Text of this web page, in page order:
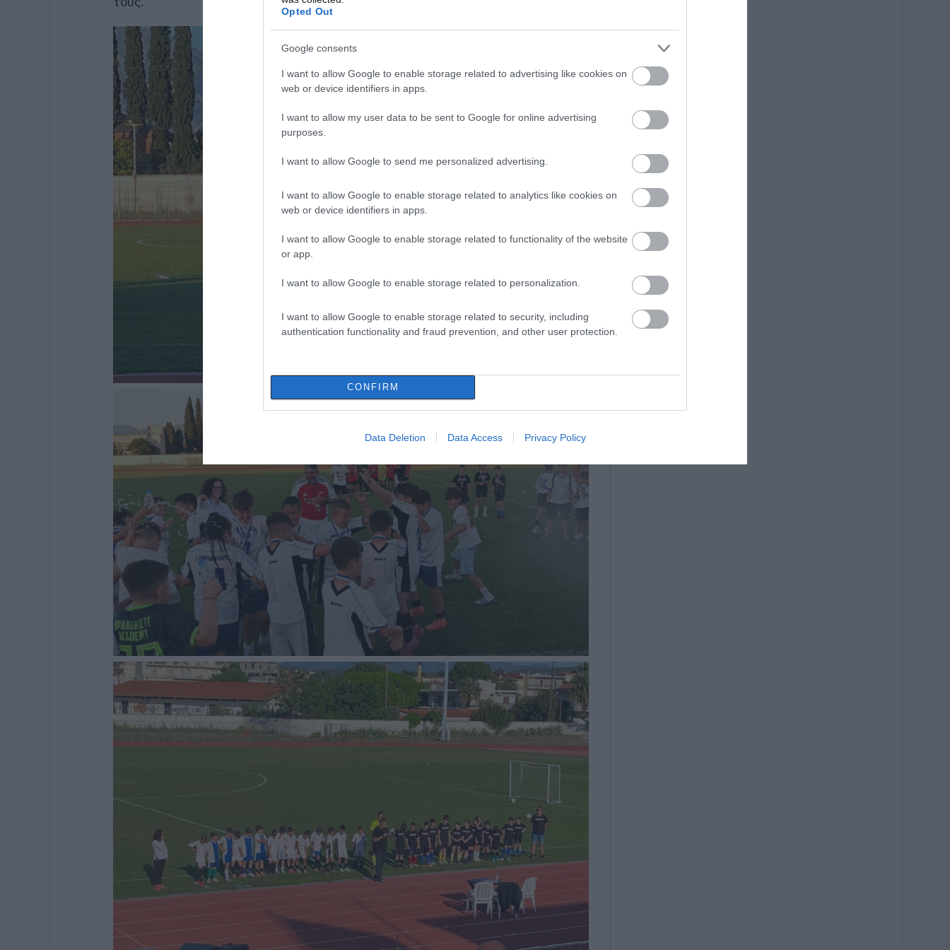
Opted Out
Google consents
I want to allow Google to enable storage related to advertising like cookies on
web or device identifiers in apps.
I want to allow my user data to be sent to Google for online advertising
purposes.
I want to allow Google to send me personalized advertising.
I want to allow Google to enable storage related to analytics like cookies on
web or device identifiers in apps.
I want to allow Google to enable storage related to functionality of the website
or app.
I want to allow Google to enable storage related to personalization.
I want to allow Google to enable storage related to security, including
authentication functionality and fraud prevention, and other user protection.
CONFIRM
Data Deletion Data Access Privacy Policy
προκαλεί
08.08.2026 | 10:20
Χωρίς Internet τώρα
αυτό το χωριό της
08.08.2026 | 10:00